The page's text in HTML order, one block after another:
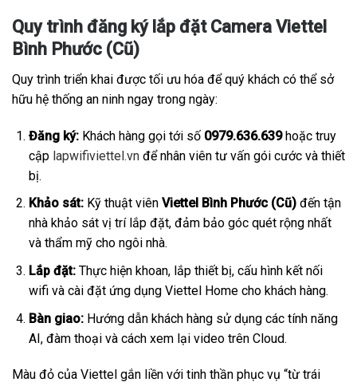
Quy trình đăng ký lắp đặt Camera Viettel
Bình Phước (Cũ)
Quy trình triển khai được tối ưu hóa để quý khách có thể sở
hữu hệ thống an ninh ngay trong ngày:
Đăng ký:Khách hàng gọi tới số 0979.636.639hoặc truy
cập lapwifiviettel.vnđể nhân viên tư vấn gói cước và thiết
bị.
Khảo sát:Kỹ thuật viên Viettel Bình Phước (Cũ)đến tận
nhà khảo sát vị trí lắp đặt, đảm bảo góc quét rộng nhất
và thẩm mỹ cho ngôi nhà.
Lắp đặt:Thực hiện khoan, lắp thiết bị, cấu hình kết nối
wifi và cài đặt ứng dụng Viettel Home cho khách hàng.
Bàn giao:Hướng dẫn khách hàng sử dụng các tính năng
AI, đàm thoại và cách xem lại video trên Cloud.
Màu đỏ của Viettel gắn liền với tinh thần phục vụ “từ trái